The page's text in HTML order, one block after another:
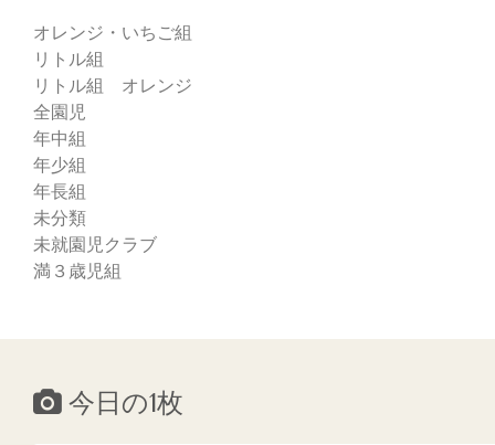
オレンジ・いちご組
リトル組
リトル組 オレンジ
全園児
年中組
年少組
年長組
未分類
未就園児クラブ
満３歳児組
今日の1枚